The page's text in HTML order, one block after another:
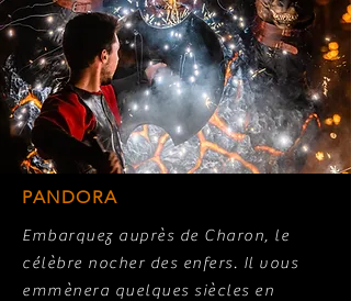
PANDORA
Embarquez auprès de Charon, le
célèbre nocher des enfers. Il vous
emmènera quelques siècles en